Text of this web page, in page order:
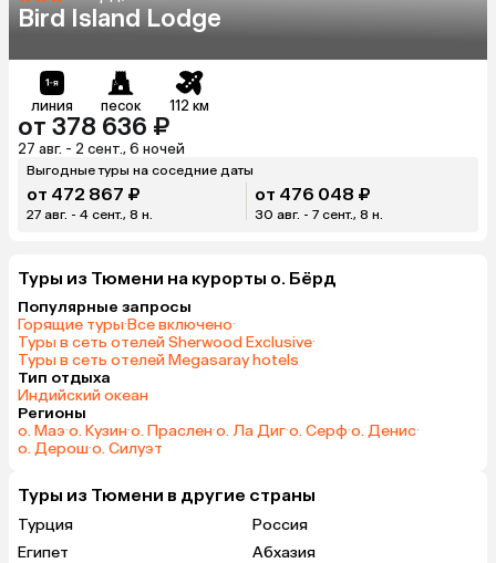
Bird Island Lodge
линия песок 112 км
от 378 636 ₽
27 авг. - 2 сент., 6 ночей
Выгодные туры на соседние даты
от 472 867 ₽
27 авг. - 4 сент., 8 н.
от 476 048 ₽
30 авг. - 7 сент., 8 н.
Туры из Тюмени на курорты о. Бёрд
Популярные запросы
Горящие туры·Все включено·
Туры в сеть отелей Sherwood Exclusive·
Туры в сеть отелей Megasaray hotels
Тип отдыха
Индийский океан
Регионы
о. Маэ·о. Кузин·о. Праслен·о. Ла Диг·о. Серф·о. Денис·
о. Дерош·о. Силуэт
Туры из Тюмени в другие страны
Турция
Россия
Египет
Абхазия